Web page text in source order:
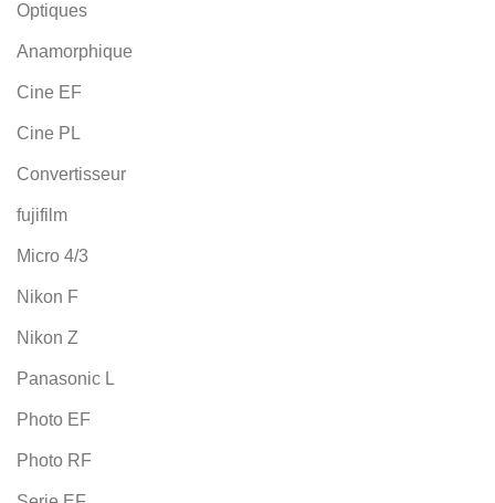
Optiques
Anamorphique
Cine EF
Cine PL
Convertisseur
fujifilm
Micro 4/3
Nikon F
Nikon Z
Panasonic L
Photo EF
Photo RF